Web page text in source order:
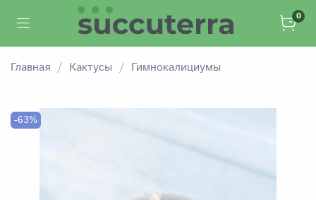
0
Главная Кактусы Гимнокалициумы
-63%